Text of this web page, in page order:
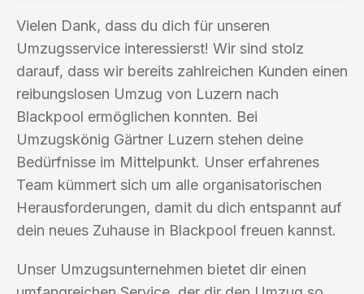
Vielen Dank, dass du dich für unseren
Umzugsservice interessierst! Wir sind stolz
darauf, dass wir bereits zahlreichen Kunden einen
reibungslosen Umzug von Luzern nach
Blackpool ermöglichen konnten. Bei
Umzugskönig Gärtner Luzern stehen deine
Bedürfnisse im Mittelpunkt. Unser erfahrenes
Team kümmert sich um alle organisatorischen
Herausforderungen, damit du dich entspannt auf
dein neues Zuhause in Blackpool freuen kannst.
Unser Umzugsunternehmen bietet dir einen